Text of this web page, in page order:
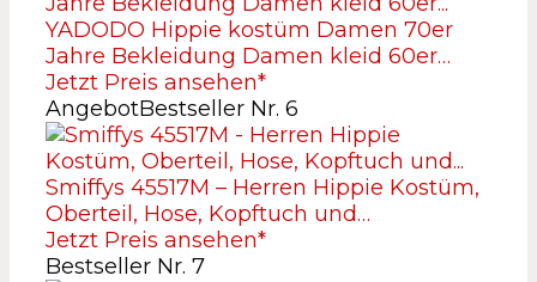
YADODO Hippie kostüm Damen 70er
Jahre Bekleidung Damen kleid 60er…
Jetzt Preis ansehen*
AngebotBestseller Nr. 6
Smiffys 45517M – Herren Hippie Kostüm,
Oberteil, Hose, Kopftuch und…
Jetzt Preis ansehen*
Bestseller Nr. 7